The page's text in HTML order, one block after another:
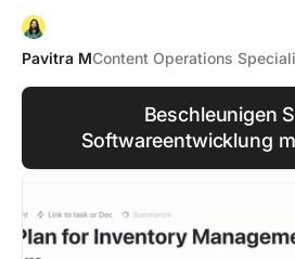
Pavitra MContent Operations
Beschleunigen
Softwareentwicklung